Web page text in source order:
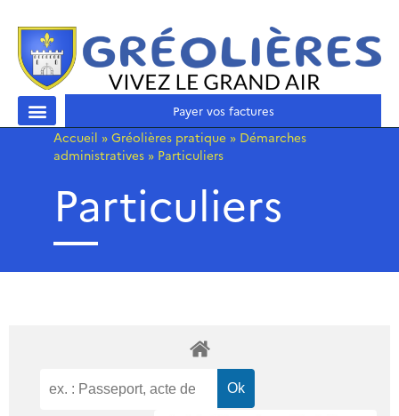
Payer vos factures
Accueil » Gréolières pratique » Démarches
administratives » Particuliers
Particuliers